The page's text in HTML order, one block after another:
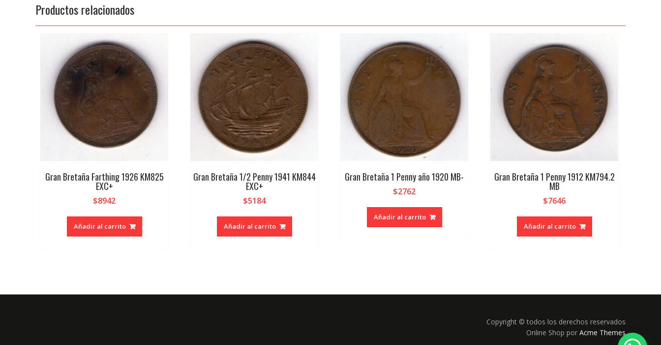
Productos relacionados
Gran Bretaña Farthing 1926 KM825
EXC+
$8942
Añadir al carrito
Gran Bretaña 1/2 Penny 1941 KM844
EXC+
$5184
Añadir al carrito
Gran Bretaña 1 Penny año 1920 MB-
$2762
Añadir al carrito
Gran Bretaña 1 Penny 1912 KM794.2
MB
$7646
Añadir al carrito
Copyright © todos los derechos reservados
Online Shop por Acme Themes